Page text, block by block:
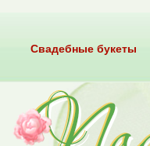
Свадебные букеты